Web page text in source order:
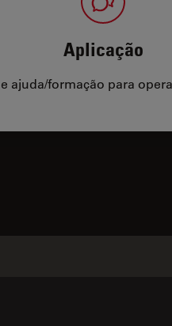
Aplicação
ajuda/formação para
contacts